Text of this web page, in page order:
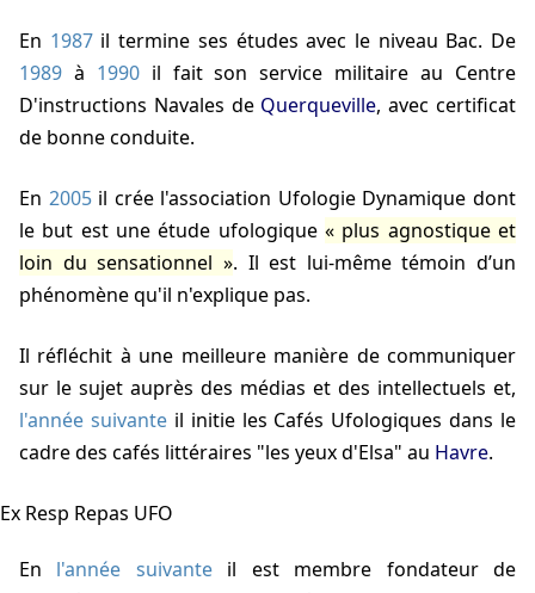
En 1987il termine ses études avec le niveau Bac. De
1989 à 1990il fait son service militaire au Centre
D'instructions Navales de Querqueville, avec certificat
de bonne conduite.
En 2005il crée l'association Ufologie Dynamique dont
le but est une étude ufologique
plus agnostique et
loin du sensationnel
. Il est lui-même témoin d’un
phénomène qu'il n'explique pas.
Il réfléchit à une meilleure manière de communiquer
sur le sujet auprès des médias et des intellectuels et,
l'année suivanteil initie les Cafés Ufologiques dans le
cadre des cafés littéraires "les yeux d'Elsa" au Havre.
Ex Resp Repas UFO
En l'année suivanteil est membre fondateur de